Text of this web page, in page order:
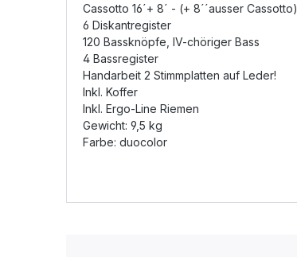
Cassotto 16´+ 8´ - (+ 8´´ausser Cassotto)
6 Diskantregister
120 Bassknöpfe, IV-chöriger Bass
4 Bassregister
Handarbeit 2 Stimmplatten auf Leder!
Inkl. Koffer
Inkl. Ergo-Line Riemen
Gewicht: 9,5 kg
Farbe: duocolor